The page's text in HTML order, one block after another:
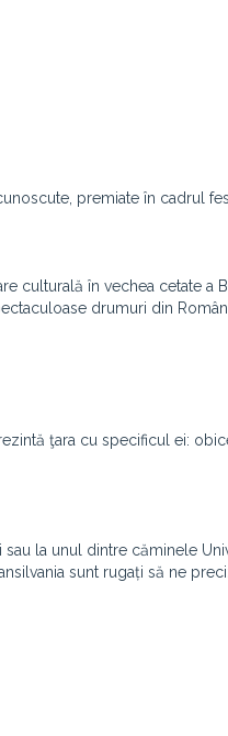
premiate în cadrul
culturală în vechea cetate a
drumuri din
ţara cu specificul ei:
la unul dintre căminele
sunt rugați să ne